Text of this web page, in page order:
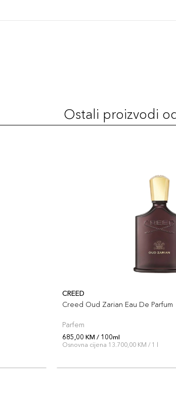
Ostali proizvodi
CREED
Creed Oud Zarian Eau De Parfum
Parfem
685,00 KM / 100ml
Osnovna cijena 13.700,00 KM / 1 l